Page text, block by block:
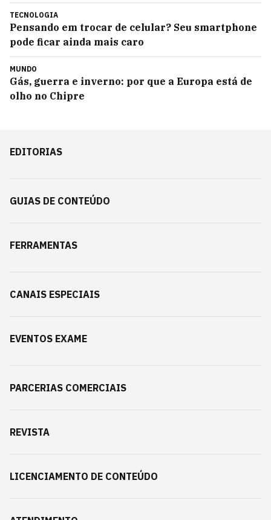
TECNOLOGIA
Pensando em trocar de celular? Seu smartphone
pode ficar ainda mais caro
MUNDO
Gás, guerra e inverno: por que a Europa está de
olho no Chipre
EDITORIAS
GUIAS DE CONTEÚDO
FERRAMENTAS
CANAIS ESPECIAIS
EVENTOS EXAME
PARCERIAS COMERCIAIS
REVISTA
LICENCIAMENTO DE CONTEÚDO